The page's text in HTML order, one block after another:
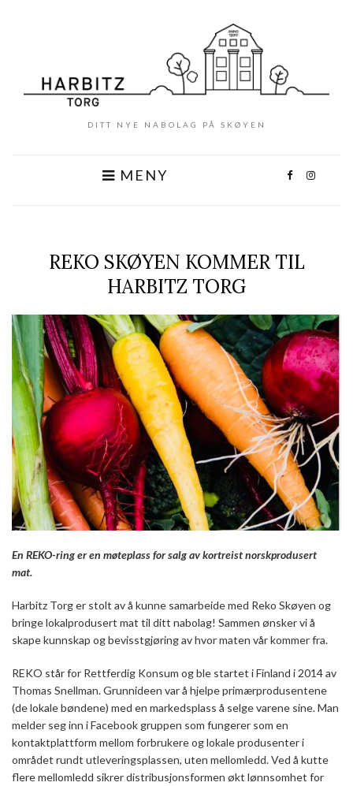
DITT NYE NABOLAG PÅ SKØYEN
MENY
REKO SKØYEN KOMMER TIL
HARBITZ TORG
En REKO-ring er en møteplass for salg av kortreist norskprodusert
mat.
Harbitz Torg er stolt av å kunne samarbeide med Reko Skøyen og
bringe lokalprodusert mat til ditt nabolag! Sammen ønsker vi å
skape kunnskap og bevisstgjøring av hvor maten vår kommer fra.
REKO står for Rettferdig Konsum og ble startet i Finland i 2014 av
Thomas Snellman. Grunnideen var å hjelpe primærprodusentene
(de lokale bøndene) med en markedsplass å selge varene sine. Man
melder seg inn i Facebook gruppen som fungerer som en
kontaktplattform mellom forbrukere og lokale produsenter i
området rundt utleveringsplassen, uten mellomledd. Ved å kutte
flere mellomledd sikrer distribusjonsformen økt lønnsomhet for